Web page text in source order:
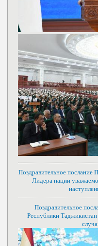
Поздравительное послание
Лидера нации
Поздравительное
Республики